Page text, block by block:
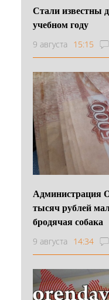
Стали известны
учебном году
9 августа 15:15
Администрация
тысяч рублей
бродячая собака
9 августа 14:34